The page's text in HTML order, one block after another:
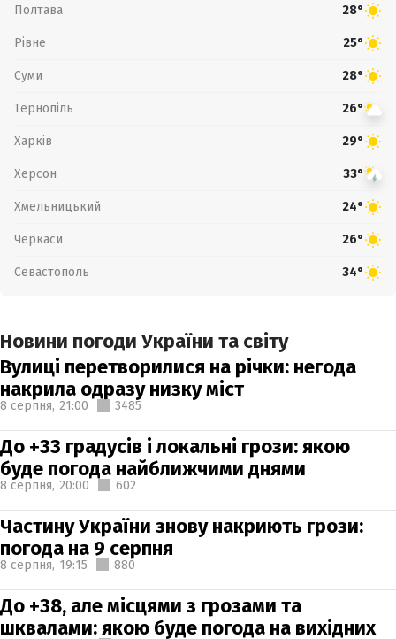
Полтава 28°
Рівне 25°
Суми 28°
Тернопіль 26°
Харків 29°
Херсон 33°
Хмельницький 24°
Черкаси 26°
Севастополь 34°
Новини погоди України та світу
Вулиці перетворилися на річки: негода
накрила одразу низку міст
8 серпня, 21:00 3485
До +33 градусів і локальні грози: якою
буде погода найближчими днями
8 серпня, 20:00 602
Частину України знову накриють грози:
погода на 9 серпня
8 серпня, 19:15 880
До +38, але місцями з грозами та
шквалами: якою буде погода на вихідних